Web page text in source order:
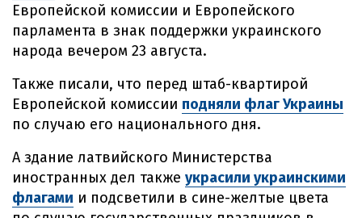
Европейской комиссии и Европейского
парламента в знак поддержки украинского
народа вечером 23 августа.
Также писали, что перед штаб-квартирой
Европейской комиссии подняли флаг Украины
по случаю его национального дня.
А здание латвийского Министерства
иностранных дел также украсили украинскими
флагами и подсветили в сине-желтые цвета